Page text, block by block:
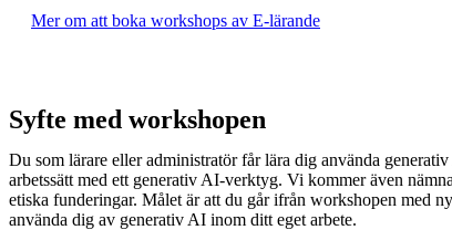
Mer om att boka workshops av E-lärande
Syfte med workshopen
Du som lärare eller administratör får lära dig använda
arbetssätt med ett generativ AI-verktyg. Vi kommer även
etiska funderingar. Målet är att du går ifrån workshopen med
använda dig av generativ AI inom ditt eget arbete.